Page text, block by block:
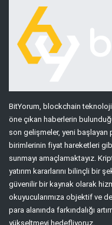
BitYorum, blockchain
öne çıkan haberlerin
son gelişmeler, yeni
birimlerinin fiyat hareketleri
sunmayı amaçlamaktayız.
yatırım kararlarını bilinçli bir
güvenilir bir kaynak olarak
okuyucularımıza objektif ve
para alanında farkındalığı
yükseltmeyi hedefliyoruz.